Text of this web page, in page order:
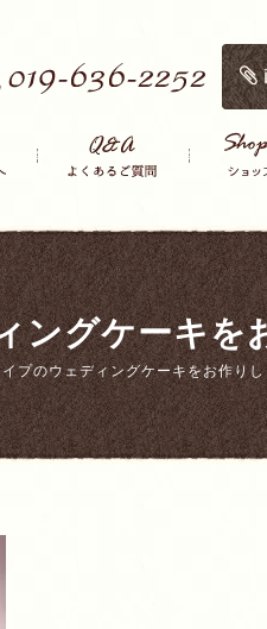
ングケーキを
プのウェディングケーキをお作り